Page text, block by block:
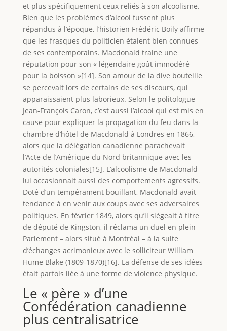
et plus spécifiquement ceux reliés à son alcoolisme.
Bien que les problèmes d’alcool fussent plus
répandus à l’époque, l’historien Frédéric Boily affirme
que les frasques du politicien étaient bien connues
de ses contemporains. Macdonald traine une
réputation pour son « légendaire goût immodéré
pour la boisson »[14]. Son amour de la dive bouteille
se percevait lors de certains de ses discours, qui
apparaissaient plus laborieux. Selon le politologue
Jean-François Caron, c’est aussi l’alcool qui est mis en
cause pour expliquer la propagation du feu dans la
chambre d’hôtel de Macdonald à Londres en 1866,
alors que la délégation canadienne parachevait
l’Acte de l’Amérique du Nord britannique avec les
autorités coloniales[15]. L’alcoolisme de Macdonald
lui occasionnait aussi des comportements agressifs.
Doté d’un tempérament bouillant, Macdonald avait
tendance à en venir aux coups avec ses adversaires
politiques. En février 1849, alors qu’il siégeait à titre
de député de Kingston, il réclama un duel en plein
Parlement – alors situé à Montréal – à la suite
d’échanges acrimonieux avec le solliciteur William
Hume Blake (1809-1870)[16]. La défense de ses idées
était parfois liée à une forme de violence physique.
Le « père » d’une
Confédération canadienne
plus centralisatrice